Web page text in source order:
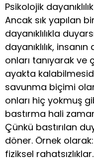
Psikolojik
Ancak sık yapılan
dayanıklılıkla
dayanıklılık,
onları tanıyarak ve
ayakta
savunma biçimi
onları hiç yokmuş
bastırma hali
Çünkü bastırılan
döner. Örnek
fiziksel